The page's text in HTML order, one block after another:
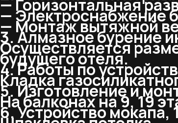
— Горизонтальная
— Электроснабжение
— Монтаж вытяжной
3. Алмазное бурение
Осуществляется
будущего отеля.
4. Работы по
Кладка
5. Изготовление и
На балконах на 9, 19
6. Устройство мокапа,